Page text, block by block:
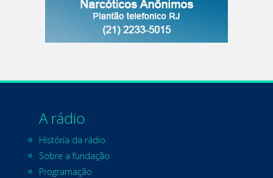
A rádio
História da rádio
Sobre a fundação
Programação